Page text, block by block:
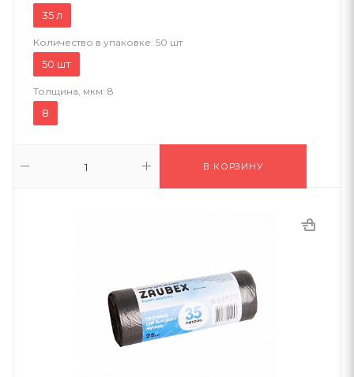
35 л
Количество в упаковке: 50 шт
50 шт
Толщина, мкм: 8
8
В КОРЗИНУ